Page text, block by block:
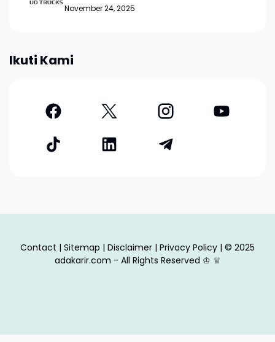
November 24, 2025
Ikuti Kami
Contact | Sitemap | Disclaimer | Privacy Policy | © 2025
adakarir.com - All Rights Reserved ♔ ♕